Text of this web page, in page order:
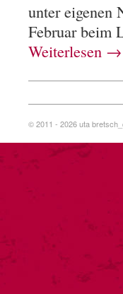
unter eigenen
Februar beim
Weiterlesen →
© 2011 - 2026 uta